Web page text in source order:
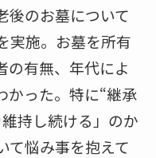
後のお墓について
実施。お墓を所有
の有無、年代によ
かった。特に“継承
持し続ける」のか
て悩み事を抱えて